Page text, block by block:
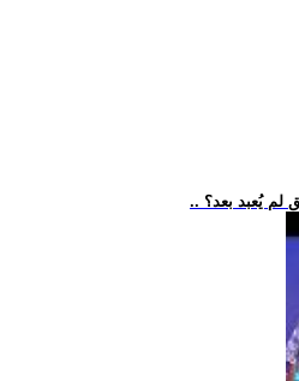
لم يُعبد بعد؟